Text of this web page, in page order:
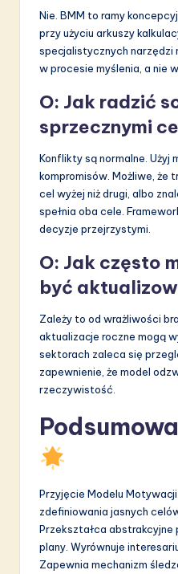
Nie. BMM to ramy
przy użyciu arkuszy
specjalistycznych
w procesie myślenia, a nie
O: Jak radzić
sprzecznymi
Konflikty są normalne. Użyj
kompromisów. Możliwe, że
cel wyżej niż drugi, albo
spełnia oba cele.
decyzje przejrzystymi.
O: Jak często
być
Zależy to od wrażliwości
aktualizacje roczne mogą
sektorach zaleca się
zapewnienie, że model
rzeczywistość.
Przyjęcie Modelu
zdefiniowania jasnych
Przekształca abstrakcyjne
plany. Wyrównuje
Zapewnia mechanizm